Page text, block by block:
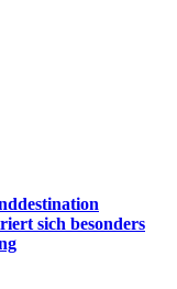
sich besonders